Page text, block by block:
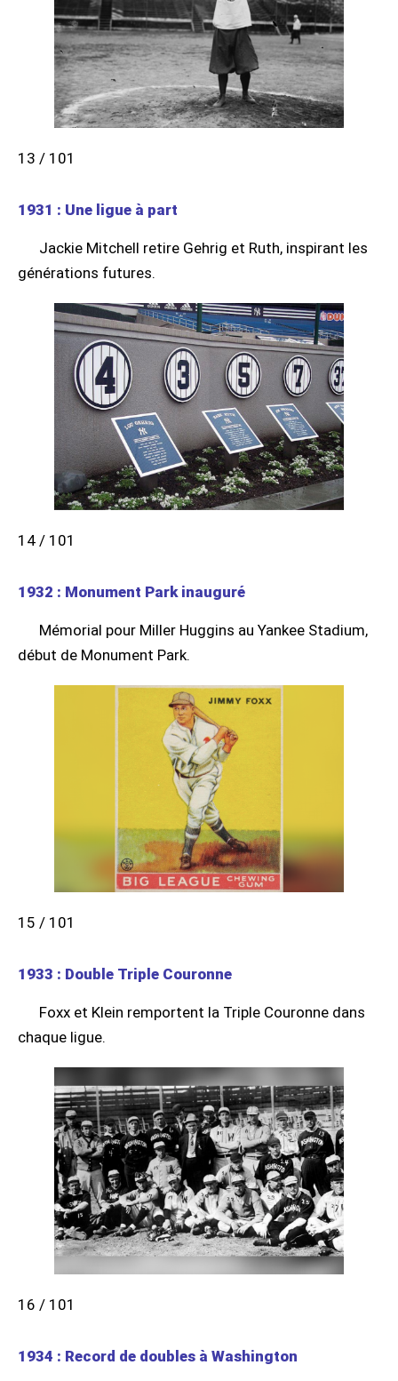
13 / 101
1931 : Une ligue à part
Jackie Mitchell retire Gehrig et Ruth, inspirant les
générations futures.
14 / 101
1932 : Monument Park inauguré
Mémorial pour Miller Huggins au Yankee Stadium,
début de Monument Park.
15 / 101
1933 : Double Triple Couronne
Foxx et Klein remportent la Triple Couronne dans
chaque ligue.
16 / 101
1934 : Record de doubles à Washington